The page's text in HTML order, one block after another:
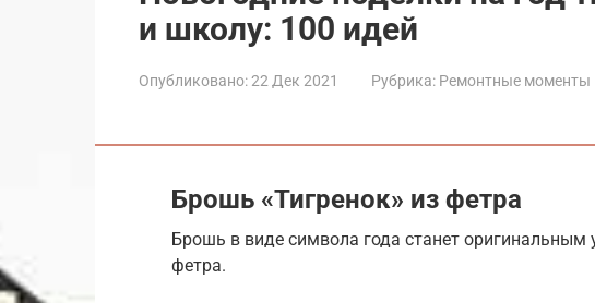
и школу: 100 идей
Опубликовано:22 Дек 2021 Рубрика: Ремонтные моменты
Брошь «Тигренок» из фетра
Брошь в виде символа года станет
фетра.